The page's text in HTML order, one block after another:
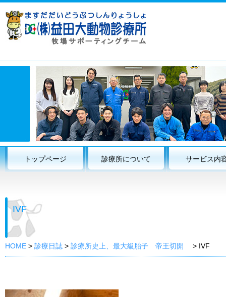
トップページ 診療所について サービス内
IVF
HOME > 診療日誌 > 診療所史上、最大級胎子 帝王切開 > IVF